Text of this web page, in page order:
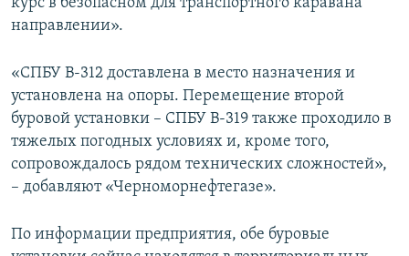
курс в безопасном для транспортного каравана
направлении».
«СПБУ В-312 доставлена в место назначения и
установлена на опоры. Перемещение второй
буровой установки – СПБУ В-319 также проходило в
тяжелых погодных условиях и, кроме того,
сопровождалось рядом технических сложностей»,
– добавляют «Черноморнефтегазе».
По информации предприятия, обе буровые